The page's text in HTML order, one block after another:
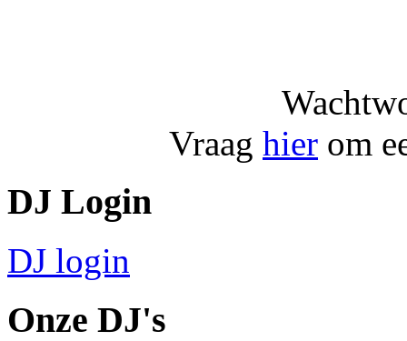
Vraag hier om
DJ Login
DJ login
Onze DJ's